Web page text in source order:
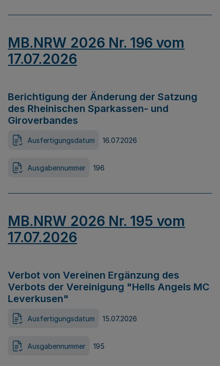
MB.NRW 2026 Nr. 196 vom
17.07.2026
Berichtigung der Änderung der Satzung
des Rheinischen Sparkassen- und
Giroverbandes
Ausfertigungsdatum 16.07.2026
Ausgabennummer 196
MB.NRW 2026 Nr. 195 vom
17.07.2026
Verbot von Vereinen Ergänzung des
Verbots der Vereinigung "Hells Angels MC
Leverkusen"
Ausfertigungsdatum 15.07.2026
Ausgabennummer 195